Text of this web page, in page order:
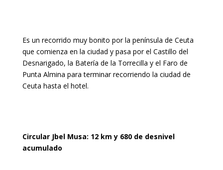
Es un recorrido muy bonito por la península de Ceuta
que comienza en la ciudad y pasa por el Castillo del
Desnarigado, la Batería de la Torrecilla y el Faro de
Punta Almina para terminar recorriendo la ciudad de
Ceuta hasta el hotel.
Circular Jbel Musa: 12 km y 680 de desnivel
acumulado